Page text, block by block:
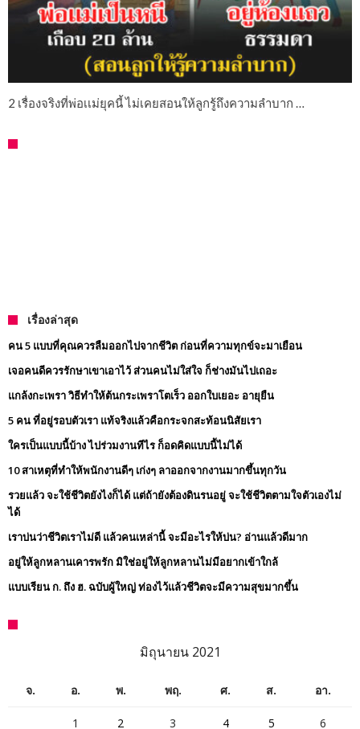
2 เรื่องจริงที่พ่อเเม่ยุคนี้ ไม่เคยสอนให้ลูกรู้ถึงความลำบาก …
เรื่องล่าสุด
คน 5 แบบที่คุณควรลืมออกไปจากชีวิต ก่อนที่ความทุกข์จะมาเยือน
เจอคนดีควรรักษาเขาเอาไว้ ส่วนคนไม่ใส่ใจ ก็ช่างมันไปเถอะ
แกล้งกะเพรา วิธีทำให้ต้นกระเพราโตเร็ว ออกใบเยอะ อายุยืน
5 คน ที่อยู่รอบตัวเรา แท้จริงแล้วคือกระจกสะท้อนนิสัยเรา
ใครเป็นแบบนี้บ้าง ไปร่วมงานทีไร ก็อดคิดแบบนี้ไม่ได้
10 สาเหตุที่ทำให้พนักงานดีๆ เก่งๆ ลาออกจากงานมากขึ้นทุกวัน
รวยแล้ว จะใช้ชีวิตยังไงก็ได้ แต่ถ้ายังต้องดินรนอยู่ จะใช้ชีวิตตามใจตัวเองไม่
ได้
เราบ่นว่าชีวิตเราไม่ดี แล้วคนเหล่านี้ จะมีอะไรให้บ่น? อ่านแล้วดีมาก
อยู่ให้ลูกหลานเคารพรัก มิใช่อยู่ให้ลูกหลานไม่มีอยากเข้าใกล้
แบบเรียน ก. ถึง ฮ. ฉบับผู้ใหญ่ ท่องไว้แล้วชีวิตจะมีความสุขมากขึ้น
มิถุนายน 2021
จ. อ. พ. พฤ. ศ. ส. อา.
1 2 3 4 5 6